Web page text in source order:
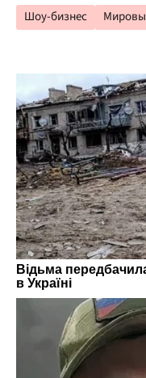
Шоу-бизнес